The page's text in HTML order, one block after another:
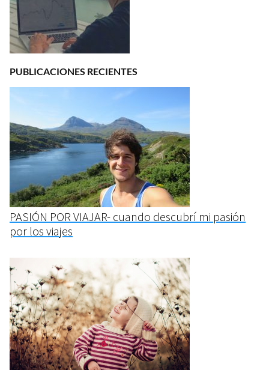
PUBLICACIONES RECIENTES
PASIÓN POR VIAJAR- cuando descubrí mi pasión
por los viajes